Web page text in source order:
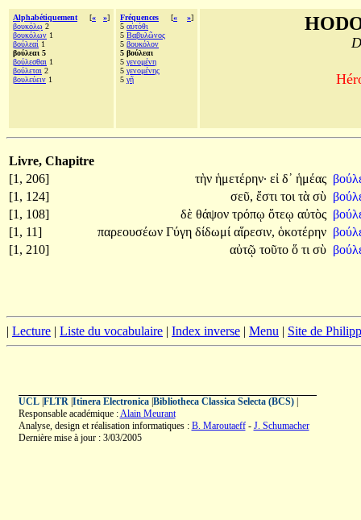
Alphabétiquement [« »]
βουκόλῳ 2
βουκόλων 1
βούλεαί 1
βούλεαι 5
βούλεσθαι 1
βούλεται 2
βουλεύειν 1
Fréquences [« »]
5 αὐτόθι
5 Βαβυλῶνος
5 βουκόλον
5 βούλεαι
5 γενομένη
5 γενομένης
5 γῆ
Livre, Chapitre
[1, 206]
τὴν ἡμετέρην· εἰ δ᾽ ἡμέας
[1, 124]
σεῦ, ἔστι τοι τὰ σὺ
[1, 108]
δὲ θάψον τρόπῳ ὅτεῳ αὐτὸς
[1, 11]
παρεουσέων Γύγη δίδωμί αἵρεσιν, ὁκοτέρην
[1, 210]
αὐτῷ τοῦτο ὅ τι σὺ
| Lecture | Liste du vocabulaire | Index inverse | Menu | Site de
UCL| FLTR| Itinera Electronica| Bibliotheca Classica Selecta (BCS)|
Responsable académique :Alain Meurant
Analyse, design et réalisation informatiques : B. Maroutaeff- J. Schumacher
Dernière mise à jour : 3/03/2005